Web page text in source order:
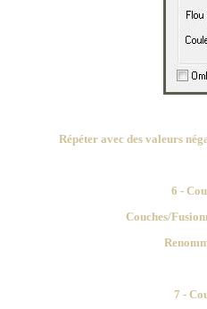
Répéter avec des valeurs
6 -
Couches/
7 -